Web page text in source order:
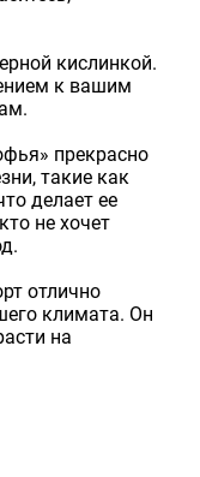
кислинкой.
к вашим
прекрасно
такие как
делает ее
не хочет
отлично
климата. Он
на